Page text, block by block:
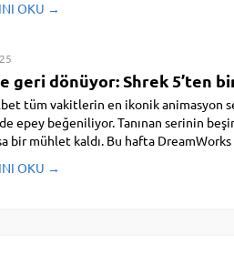
OKU →
geri dönüyor: Shrek 5’ten
tüm vakitlerin en ikonik animasyon
epey beğeniliyor. Tanınan serinin
bir mühlet kaldı. Bu hafta
OKU →